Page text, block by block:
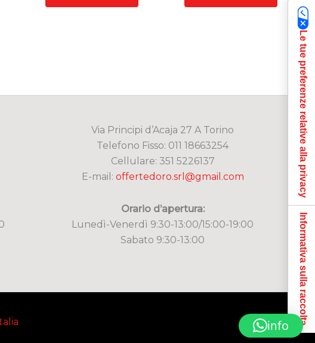
Via Principi d’Acaja 27 A Torino
Telefono Fisso: 011 18663254
Cellulare: 351 5226137
E-mail: offertedoro.srl@gmail.com
Orario d’apertura:
Lunedì-Venerdì 9:30-13:00/15:00-19:00
Sabato 9:30-13:00
info
Le tue preferenze relative alla privacy
Informativa sulla raccolta